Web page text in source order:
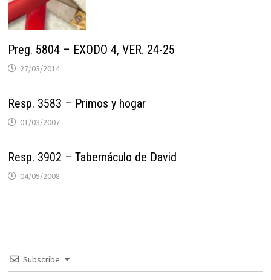
Preg. 5804 – EXODO 4, VER. 24-25
27/03/2014
Resp. 3583 – Primos y hogar
01/03/2007
Resp. 3902 – Tabernáculo de David
04/05/2008
Subscribe